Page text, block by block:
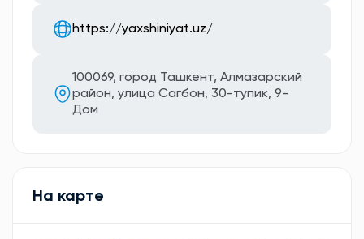
https://yaxshiniyat.uz/
100069, город Ташкент, Алмазарский
район, улица Сагбон, 30-тупик, 9-
Дом
На карте